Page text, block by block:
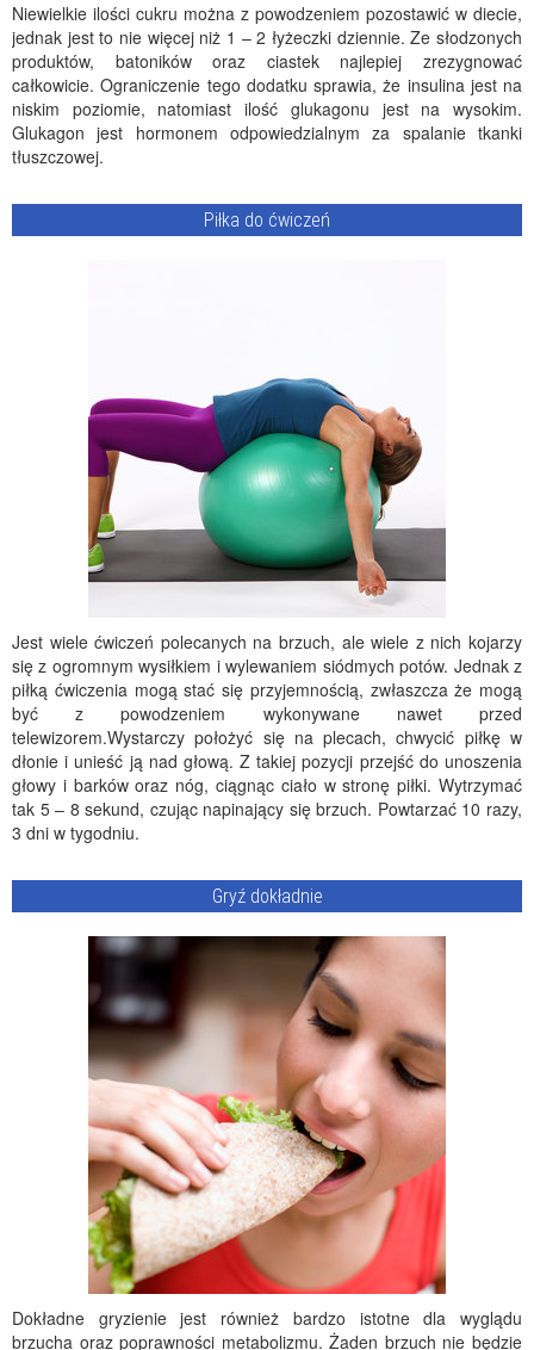
Niewielkie ilości cukru można z powodzeniem pozostawić w diecie,
jednak jest to nie więcej niż 1 – 2 łyżeczki dziennie. Ze słodzonych
produktów, batoników oraz ciastek najlepiej zrezygnować
całkowicie. Ograniczenie tego dodatku sprawia, że insulina jest na
niskim poziomie, natomiast ilość glukagonu jest na wysokim.
Glukagon jest hormonem odpowiedzialnym za spalanie tkanki
tłuszczowej.
Piłka do ćwiczeń
Jest wiele ćwiczeń polecanych na brzuch, ale wiele z nich kojarzy
się z ogromnym wysiłkiem i wylewaniem siódmych potów. Jednak z
piłką ćwiczenia mogą stać się przyjemnością, zwłaszcza że mogą
być z powodzeniem wykonywane nawet przed
telewizorem.Wystarczy położyć się na plecach, chwycić piłkę w
dłonie i unieść ją nad głową. Z takiej pozycji przejść do unoszenia
głowy i barków oraz nóg, ciągnąc ciało w stronę piłki. Wytrzymać
tak 5 – 8 sekund, czując napinający się brzuch. Powtarzać 10 razy,
3 dni w tygodniu.
Gryź dokładnie
Dokładne gryzienie jest również bardzo istotne dla wyglądu
brzucha oraz poprawności metabolizmu. Żaden brzuch nie będzie